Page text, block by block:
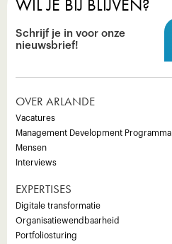
WIL JE BIJ BLIJVEN?
Schrijf je in voor onze
nieuwsbrief!
OVER ARLANDE
Vacatures
Management Development Programma
Mensen
Interviews
EXPERTISES
Digitale transformatie
Organisatiewendbaarheid
Portfoliosturing